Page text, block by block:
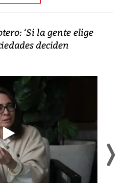
‘Si la gente elige
deciden